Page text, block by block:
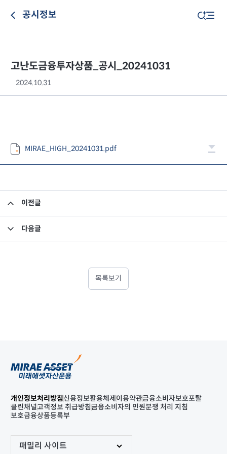
공시정보
고난도금융투자상품_공시_20241031
2024.10.31
MIRAE_HIGH_20241031.pdf
이전글
다음글
목록보기
개인정보처리방침신용정보활용체제 이용약관금융소비자보호포탈
클린채널고객정보 취급방침금융소비자의 민원분쟁 처리 지침
보호금융상품등록부
패밀리 사이트